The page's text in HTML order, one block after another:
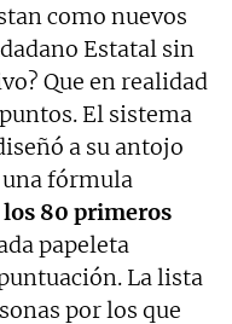
como nuevos
Estatal sin
Que en realidad
El sistema
a su antojo
una fórmula
80 primeros
papeleta
La lista
por los que